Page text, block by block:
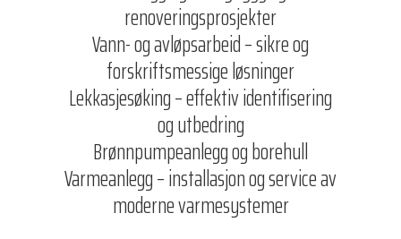
renoveringsprosjekter
Vann- og avløpsarbeid – sikre og
forskriftsmessige løsninger
Lekkasjesøking – effektiv identifisering
og utbedring
Brønnpumpeanlegg og borehull
Varmeanlegg – installasjon og service av
moderne varmesystemer